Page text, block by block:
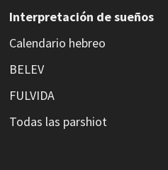
Interpretación de sueños
Calendario hebreo
BELEV
FULVIDA
Todas las parshiot